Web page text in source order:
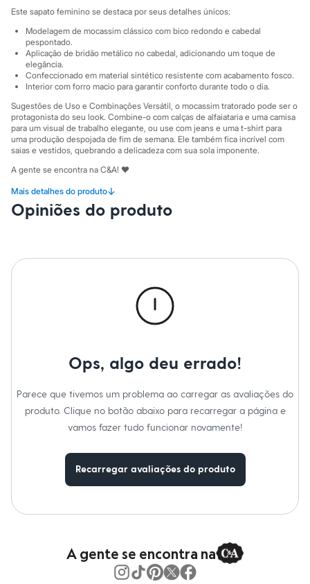
Blusas
Calçados
Leggings
Shorts e Bermudas
Tops
Moda íntima
Calcinhas
Cintas e Modeladores
Meias
Pijamas
Sutiãs e Tops
Moda praia
Biquínis
Maiôs
Saídas de praia
Personagens
Plus size
Jeans
Bermudas
Camisas
Calças
Camisetas e Regatas
Bolsas e Mochilas
Chapéus e Bonés
Cintos
Este sapato feminino se destaca por seus detalhes únicos:
Modelagem de mocassim clássico com bico redondo e cabedal
pespontado.
Aplicação de bridão metálico no cabedal, adicionando um toque de
elegância.
Confeccionado em material sintético resistente com acabamento fosco.
Interior com forro macio para garantir conforto durante todo o dia.
Sugestões de Uso e Combinações Versátil, o mocassim tratorado pode ser o
protagonista do seu look. Combine-o com calças de alfaiataria e uma camisa
para um visual de trabalho elegante, ou use com jeans e uma t-shirt para
uma produção despojada de fim de semana. Ele também fica incrível com
saias e vestidos, quebrando a delicadeza com sua sola imponente.
A gente se encontra na C&A! ❤
Suas medidas são:
Altura: , / Busto: .cm.
Mais detalhes do produto↓
Opiniões do produto
Ops, algo deu errado!
Parece que tivemos um problema ao carregar as avaliações do
produto. Clique no botão abaixo para recarregar a página e
vamos fazer tudo funcionar novamente!
Recarregar avaliações do produto
A gente se encontra na